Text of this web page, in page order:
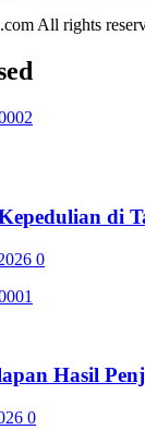
All rights
di
0
Hasil
0